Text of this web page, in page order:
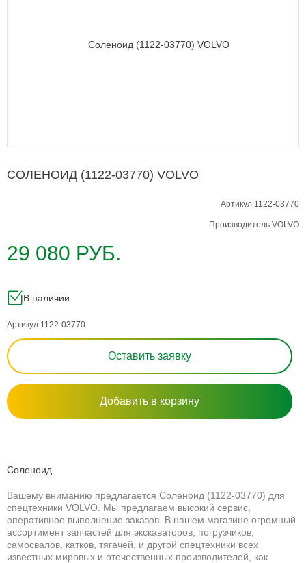
СОЛЕНОИД (1122-03770) VOLVO
Артикул 1122-03770
Производитель VOLVO
29 080 РУБ.
В наличии
Артикул 1122-03770
Оставить заявку
Добавить в корзину
Соленоид
Вашему вниманию предлагается Соленоид (1122-03770) для
спецтехники VOLVO. Мы предлагаем высокий сервис,
оперативное выполнение заказов. В нашем магазине огромный
ассортимент запчастей для экскаваторов, погрузчиков,
самосвалов, катков, тягачей, и другой спецтехники всех
известных мировых и отечественных производителей, как